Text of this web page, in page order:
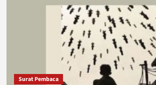
Rasa
Surat Pembaca